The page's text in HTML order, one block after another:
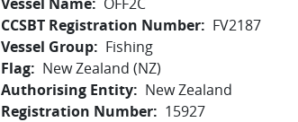
CCSBT Registration Number
FV2187
Vessel Group
Fishing
Flag
New Zealand (NZ)
Authorising Entity
New Zealand
Registration Number
15927